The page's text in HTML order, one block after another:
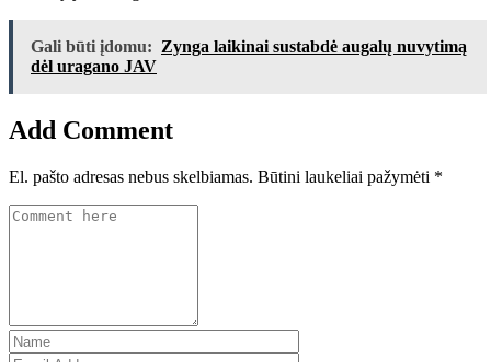
Gali būti įdomu: Zynga laikinai sustabdė augalų nuvytimą
dėl uragano JAV
Add Comment
El. pašto adresas nebus skelbiamas. Būtini laukeliai pažymėti *